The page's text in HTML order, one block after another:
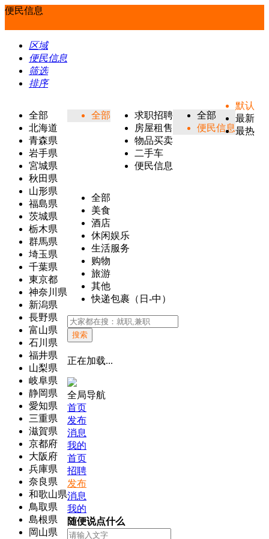
便民信息
区域
便民信息
筛选
排序
全部
北海道
青森県
岩手県
宮城県
秋田県
山形県
福島県
茨城県
栃木県
群馬県
埼玉県
千葉県
東京都
神奈川県
新潟県
長野県
富山県
石川県
福井県
山梨県
岐阜県
静岡県
愛知県
三重県
滋賀県
京都府
大阪府
兵庫県
奈良県
和歌山県
鳥取県
島根県
岡山県
全部
求职招聘
房屋租售
物品买卖
二手车
便民信息
全部
便民信息
全部
美食
酒店
休闲娱乐
生活服务
购物
旅游
其他
快递包裹（日-中）
默认
最新
最热
搜索
正在加载...
全局导航
首页
发布
消息
我的
首页
招聘
发布
消息
我的
随便说点什么